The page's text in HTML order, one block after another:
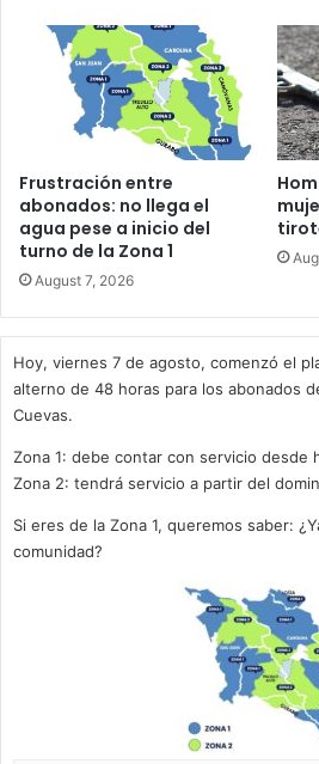
Frustración entre
abonados: no llega el
agua pese a inicio del
turno de la Zona 1
August 7, 2026
Hoy, viernes 7 de agosto, comenzó el
alterno de 48 horas para los abonados
Cuevas.
Zona 1: debe contar con servicio desde
Zona 2: tendrá servicio a partir del
Si eres de la Zona 1, queremos saber:
comunidad?